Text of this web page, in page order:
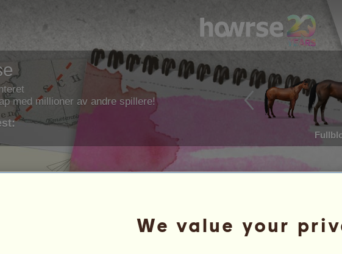
med millioner av andre spillere!
We value your